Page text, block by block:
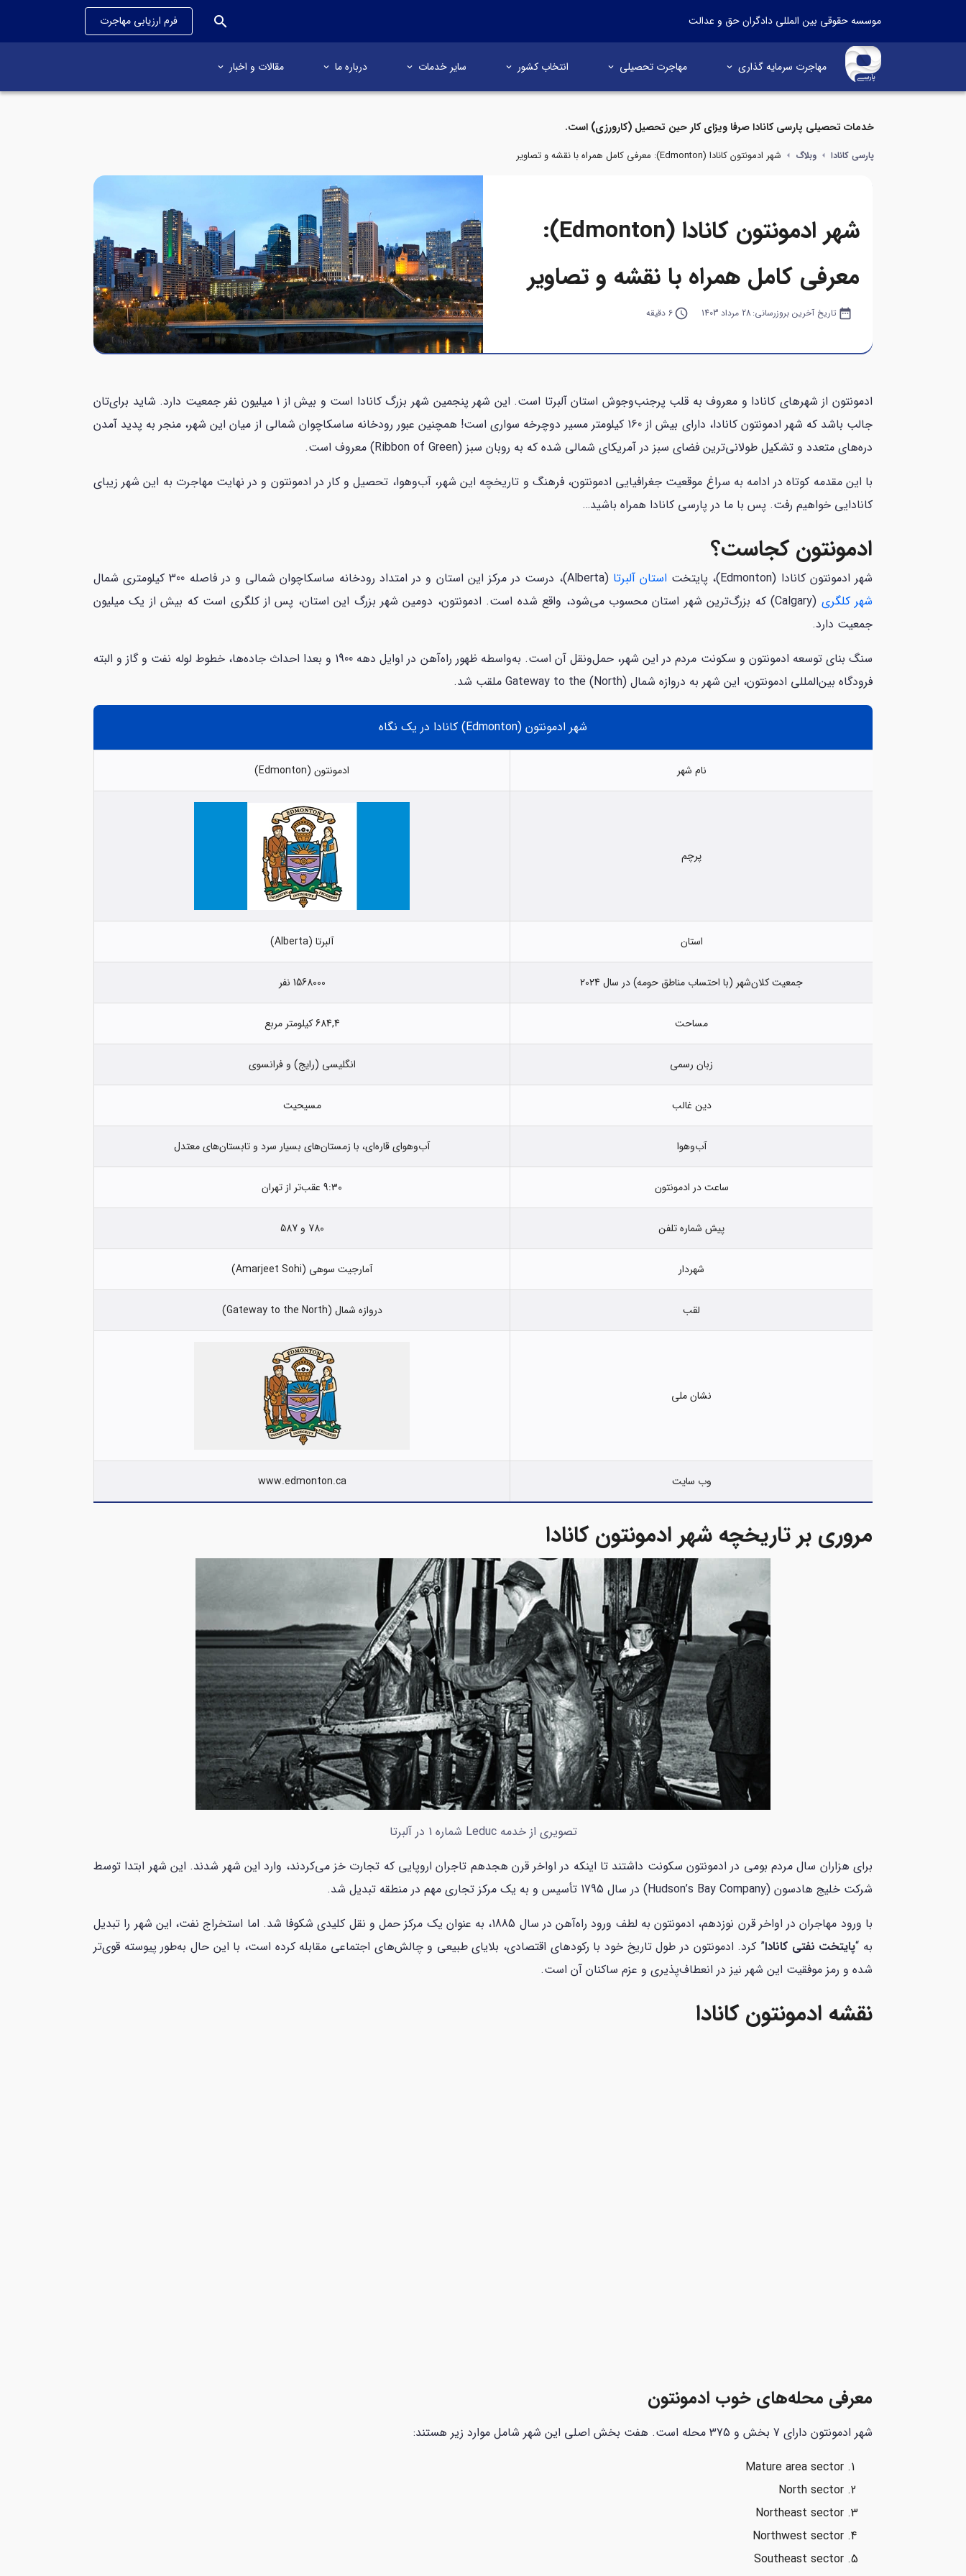
موسسه حقوقی بین المللی دادگران حق و عدالت فرم ارزیابی مهاجرت search
مهاجرت سرمایه گذاری مهاجرت تحصیلی انتخاب کشور سایر خدمات درباره ما مقالات و اخبار
خدمات تحصیلی پارسی کانادا صرفا ویزای کار حین تحصیل (کارورزی) است.
پارسی کانادا وبلاگ شهر ادمونتون کانادا (Edmonton): معرفی کامل همراه با نقشه و تصاویر
شهر ادمونتون کانادا (Edmonton):
معرفی کامل همراه با نقشه و تصاویر
date_range تاریخ آخرین بروزرسانی:28 مرداد 1403 query_builder6 دقیقه
ادمونتون از شهرهای کانادا و معروف به قلب پرجنب‌وجوش استان آلبرتا است. این شهر پنجمین شهر بزرگ کانادا است و بیش از 1 میلیون نفر جمعیت دارد. شاید برای‌تان
جالب باشد که شهر ادمونتون کانادا، دارای بیش از 160 کیلومتر مسیر دوچرخه سواری است! همچنین عبور رودخانه ساسکاچوان شمالی از میان این شهر، منجر به پدید آمدن
دره‌های متعدد و تشکیل طولانی‌ترین فضای سبز در آمریکای شمالی شده که به روبان سبز (Ribbon of Green) معروف است.
با این مقدمه کوتاه در ادامه به سراغ موقعیت جغرافیایی ادمونتون، فرهنگ و تاریخچه این شهر، آب‌وهوا، تحصیل و کار در ادمونتون و در نهایت مهاجرت به این شهر زیبای
کانادایی خواهیم رفت. پس با ما در پارسی کانادا همراه باشید…
ادمونتون کجاست؟
شهر ادمونتون کانادا (Edmonton)، پایتخت استان آلبرتا (Alberta)، درست در مرکز این استان و در امتداد رودخانه ساسکاچوان شمالی و در فاصله 300 کیلومتری شمال
شهر کلگری
(Calgary) که بزرگ‌ترین شهر استان محسوب می‌شود، واقع شده است. ادمونتون، دومین شهر بزرگ این استان، پس از کلگری است که بیش از یک میلیون
جمعیت دارد.
سنگ بنای توسعه ادمونتون و سکونت مردم در این شهر، حمل‌ونقل آن است. به‌واسطه ظهور راه‌آهن در اوایل دهه 1900 و بعدا احداث جاده‌ها، خطوط لوله نفت و گاز و البته
فرودگاه بین‌المللی ادمونتون، این شهر به دروازه شمال (Gateway to the (North ملقب شد.
شهر ادمونتون (Edmonton) کانادا در یک نگاه
نام شهر ادمونتون (Edmonton)
پرچم
استان آلبرتا (Alberta)
جمعیت کلان‌شهر (با احتساب مناطق حومه) در سال 2024 1568000 نفر
مساحت 684,4 کیلومتر مربع
زبان رسمی انگلیسی (رایج) و فرانسوی
دین غالب مسیحیت
آب‌وهوا آب‌وهوای قاره‌ای، با زمستان‌های بسیار سرد و تابستان‌های معتدل
ساعت در ادمونتون 9:30 عقب‌تر از تهران
پیش شماره تلفن 780 و 587
شهردار آمارجیت سوهی (Amarjeet Sohi)
لقب دروازه شمال (Gateway to the North)
نشان ملی
وب سایت www.edmonton.ca
مروری بر تاریخچه شهر ادمونتون کانادا
تصویری از خدمه Leduc شماره 1 در آلبرتا
برای هزاران سال مردم بومی در ادمونتون سکونت داشتند تا اینکه در اواخر قرن هجدهم تاجران اروپایی که تجارت خز می‌کردند، وارد این شهر شدند. این شهر ابتدا توسط
شرکت خلیج هادسون (Hudson’s Bay Company) در سال 1795 تأسیس و به یک مرکز تجاری مهم در منطقه تبدیل شد.
با ورود مهاجران در اواخر قرن نوزدهم، ادمونتون به لطف ورود راه‌آهن در سال 1885، به عنوان یک مرکز حمل و نقل کلیدی شکوفا شد. اما استخراج نفت، این شهر را تبدیل
به “پایتخت نفتی کانادا” کرد. ادمونتون در طول تاریخ خود با رکودهای اقتصادی، بلایای طبیعی و چالش‌های اجتماعی مقابله کرده است، با این حال به‌طور پیوسته قوی‌تر
شده و رمز موفقیت این شهر نیز در انعطاف‌پذیری و عزم ساکنان آن است.
نقشه ادمونتون کانادا
معرفی محله‌های خوب ادمونتون
شهر ادمونتون دارای 7 بخش و 375 محله است. هفت بخش اصلی این شهر شامل موارد زیر هستند:
Mature area sector
North sector
Northeast sector
Northwest sector
Southeast sector